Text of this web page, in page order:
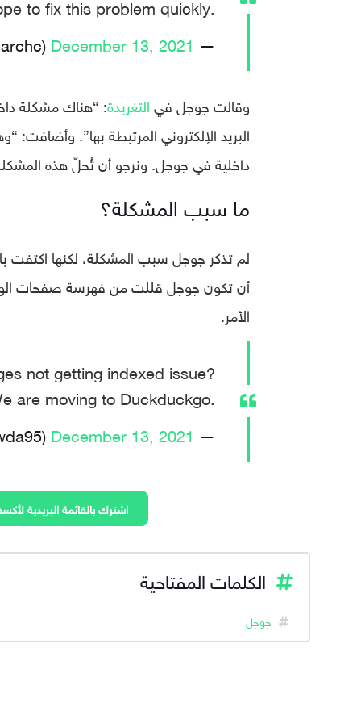
— Google Search Central (@googlesearchc)
December 13, 2021
وقالت جوجل فيالتغريدة: “هناك مشكلة
البريد الإلكتروني المرتبطة بها”.
داخلية في جوجل. ونرجو أن تُحلّ هذه
ما سبب المشكلة؟
لم تذكر جوجل سبب المشكلة، لكنها اكتفت
أن تكون جوجل قللت من فهرسة صفحات
الأمر.
not getting indexed issue?
are moving to Duckduckgo.
— Vinyas Gowda (@Vinyas_gowda95)
December 13, 2021
اشترك بالقائمة البريدية
الكلمات المفتاحية
جوجل